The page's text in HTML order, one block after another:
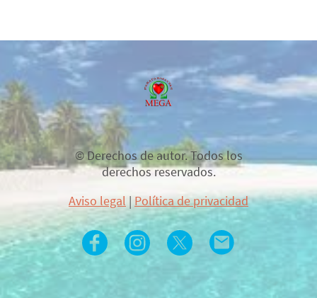
© Derechos de autor. Todos los
derechos reservados.
Aviso legal|Política de privacidad